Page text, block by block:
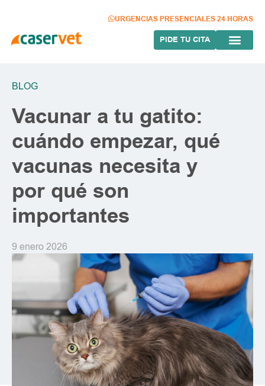
contenido
URGENCIAS PRESENCIALES 24 HORAS
PIDE TU CITA
BLOG
Vacunar a tu gatito:
cuándo empezar, qué
vacunas necesita y
por qué son
importantes
9 enero 2026